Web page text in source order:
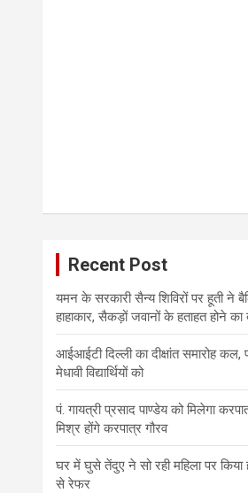
Recent Post
यमन के सरकारी सैन्य शिविरों पर हूती ने
हाहाकार, सैकड़ों जवानों के हताहत होने का
आईआईटी दिल्ली का दीक्षांत समारोह
मेधावी विद्यार्थियों को
पं. गायत्री प्रसाद पाण्डेय को मिलेगा
मिश्र होंगे करपात्र गौरव
घर में घुसे तेंदुए ने सो रही महिला पर
से रेफर